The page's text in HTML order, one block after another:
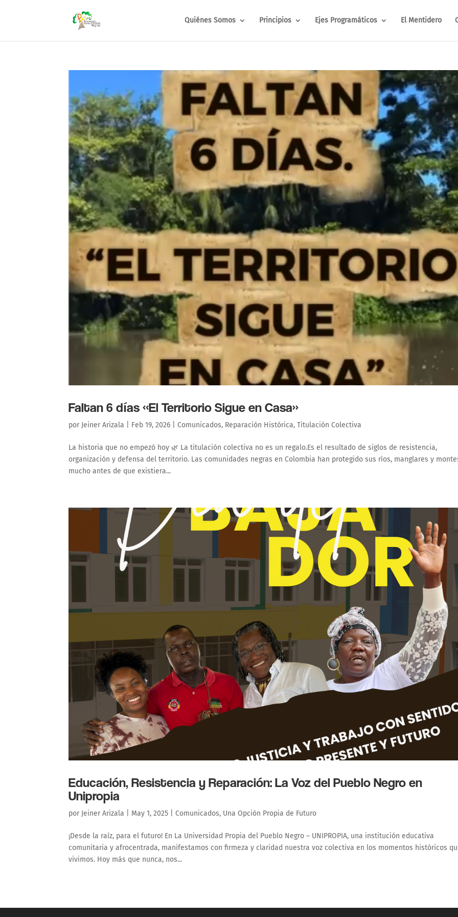
Quiénes Somos Principios Ejes Programáticos El Mentidero
Faltan 6 días «El Territorio Sigue en Casa»
por Jeiner Arizala Feb 19, 2026 |Comunicados, Reparación Histórica,Titulación Colectiva
La historia que no empezó hoy 🌿 La titulación colectiva no es un regalo.Es el resultado de siglos de resistencia,
organización y defensa del territorio. Las comunidades negras en Colombia han protegido sus ríos, manglares y
mucho antes de que existiera...
Educación, Resistencia y Reparación: La Voz del Pueblo Negro en
Unipropia
por Jeiner Arizala May 1, 2025 |Comunicados, Una Opción Propia de Futuro
¡Desde la raíz, para el futuro! En La Universidad Propia del Pueblo Negro – UNIPROPIA, una institución educativa
comunitaria y afrocentrada, manifestamos con firmeza y claridad nuestra voz colectiva en los momentos históricos
vivimos. Hoy más que nunca, nos...